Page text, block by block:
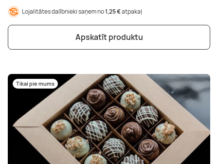
Lojalitātes dalībnieki saņem no1,25 €atpakaļ
Apskatīt produktu
Tikai pie mums